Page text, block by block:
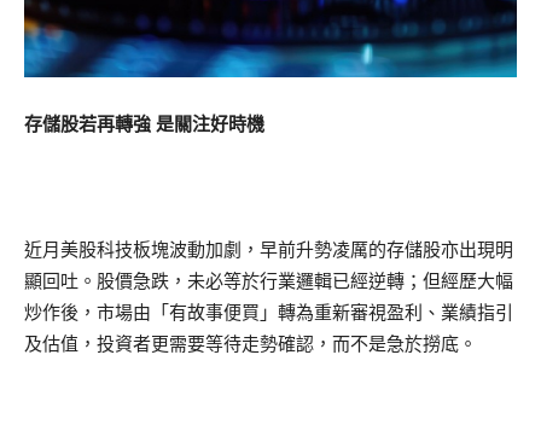
存儲股若再轉強 是關注好時機
近月美股科技板塊波動加劇，早前升勢凌厲的存儲股亦出現明
顯回吐。股價急跌，未必等於行業邏輯已經逆轉；但經歷大幅
炒作後，市場由「有故事便買」轉為重新審視盈利、業績指引
及估值，投資者更需要等待走勢確認，而不是急於撈底。